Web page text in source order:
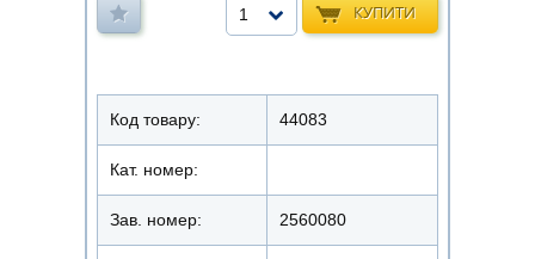
КУПИТИ
1
Код товару: 44083
Кат. номер:
Зав. номер: 2560080